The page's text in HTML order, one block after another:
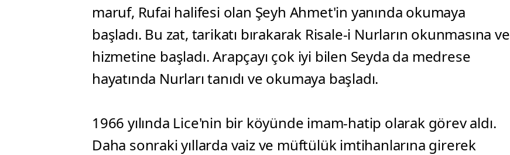
maruf, Rufai halifesi olan Şeyh Ahmet'in yanında okumaya
başladı. Bu zat, tarikatı bırakarak Risale-i Nurların okunmasına ve
hizmetine başladı. Arapçayı çok iyi bilen Seyda da medrese
hayatında Nurları tanıdı ve okumaya başladı.
1966 yılında Lice'nin bir köyünde imam-hatip olarak görev aldı.
Daha sonraki yıllarda vaiz ve müftülük imtihanlarına girerek